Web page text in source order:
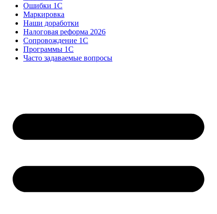
Ошибки 1С
Маркировка
Наши доработки
Налоговая реформа 2026
Сопровождение 1С
Программы 1С
Часто задаваемые вопросы